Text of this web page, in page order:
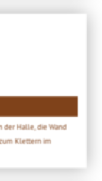
der Halle, die Wand
Klettern im